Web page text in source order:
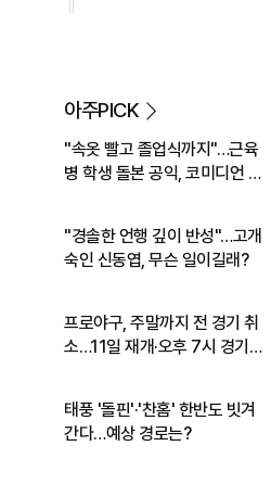
아주PICK
"속옷 빨고 졸업식까지"…근육
병 학생 돌본 공익, 코미디언 김
"경솔한 언행 깊이 반성"…고개
숙인 신동엽, 무슨 일이길래?
프로야구, 주말까지 전 경기 취
소…11일 재개·오후 7시 경기
태풍 '돌핀'·'찬홈' 한반도 빗겨
간다…예상 경로는?